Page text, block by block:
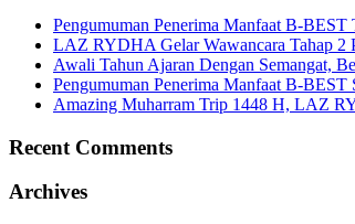
Pengumuman Penerima Manfaat B-
LAZ RYDHA Gelar Wawancara Tahap 2
Awali Tahun Ajaran Dengan Semangat,
Pengumuman Penerima Manfaat B-
Amazing Muharram Trip 1448 H, LAZ
Recent Comments
Archives